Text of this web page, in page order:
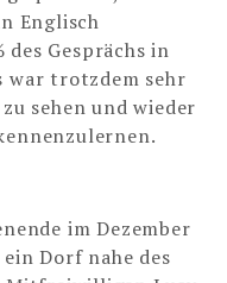
Englisch
Gesprächs in
war trotzdem sehr
sehen und wieder
im Dezember
Dorf nahe des